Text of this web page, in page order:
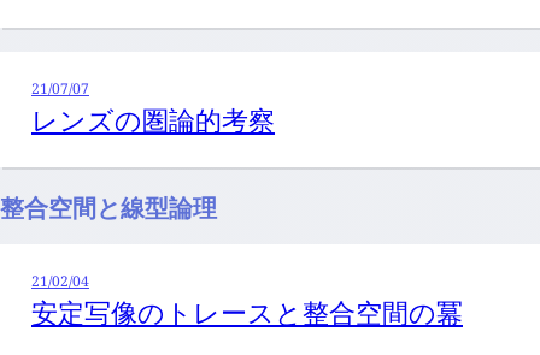
21/07/07
レンズの圏論的考察
整合空間と線型論理
21/02/04
安定写像のトレースと整合空間の冪